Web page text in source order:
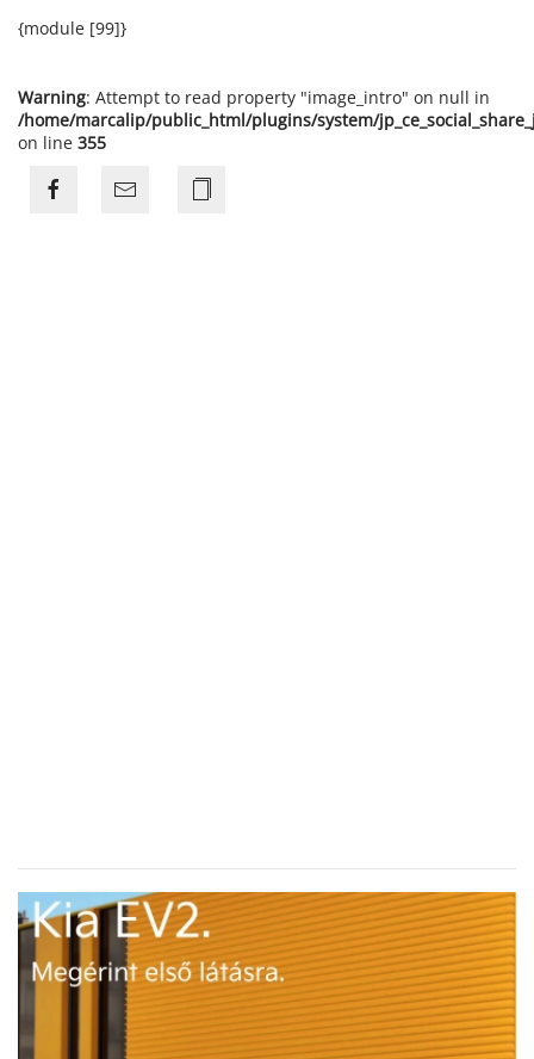
{module [99]}
Warning: Attempt to read property "image_intro" on null in
/home/marcalip/public_html/plugins/system/
on line 355